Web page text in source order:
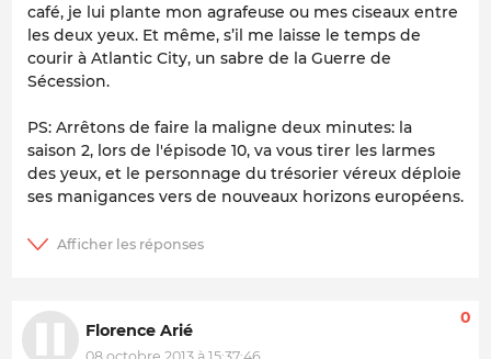
café, je lui plante mon agrafeuse ou mes ciseaux entre
les deux yeux. Et même, s’il me laisse le temps de
courir à Atlantic City, un sabre de la Guerre de
Sécession.
PS: Arrêtons de faire la maligne deux minutes: la
saison 2, lors de l'épisode 10, va vous tirer les larmes
des yeux, et le personnage du trésorier véreux déploie
ses manigances vers de nouveaux horizons européens.
Florence Arié
0